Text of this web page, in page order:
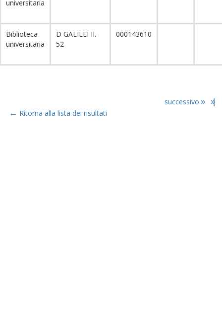
universitaria
Biblioteca
universitaria
D GALILEI II.
52
000143610
successivo » »|
← Ritorna alla lista dei risultati